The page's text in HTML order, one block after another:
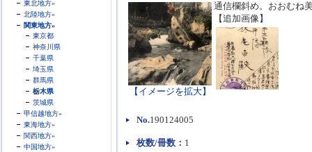
東北地方»
北陸地方»
関東地方»
東京都
神奈川県
千葉県
埼玉県
群馬県
栃木県
茨城県
甲信越地方»
東海地方»
関西地方»
中国地方»
明】
【イメージを拡大】
通信欄斜め。おおむね
【追加画像】
No.190124005
枚数/冊数： 1